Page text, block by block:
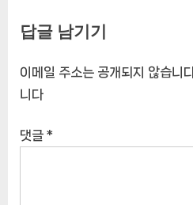
답글 남기기
이메일 주소는 공개되지 않습니
니다
댓글 *